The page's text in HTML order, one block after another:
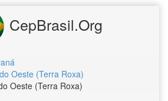
CepBrasil.Org
Oeste (Terra Roxa)
Oeste (Terra Roxa)